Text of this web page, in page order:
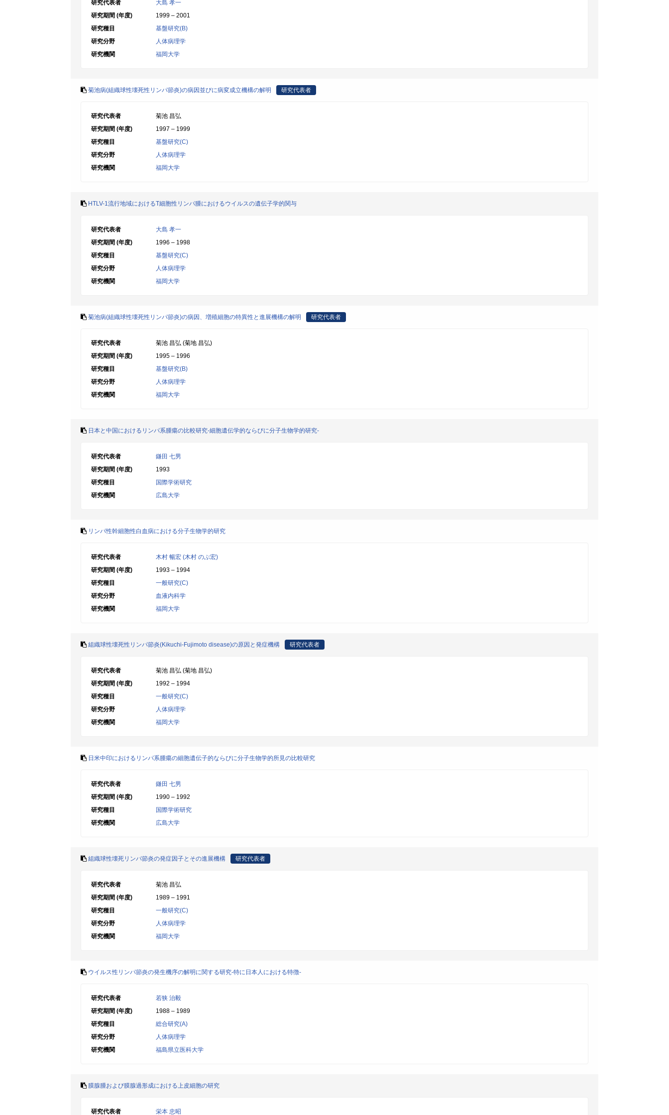
研究代表者
大島 孝一
研究期間 (年度)
1999 – 2001
研究種目
基盤研究(B)
研究分野
人体病理学
研究機関
福岡大学
菊池病(組織球性壊死性リンパ節炎)の病因並びに病変成立機構の解明 研究代表者
研究代表者
菊池 昌弘
研究期間 (年度)
1997 – 1999
研究種目
基盤研究(C)
研究分野
人体病理学
研究機関
福岡大学
HTLV-1流行地域におけるT細胞性リンパ腫におけるウイルスの遺伝子学的関与
研究代表者
大島 孝一
研究期間 (年度)
1996 – 1998
研究種目
基盤研究(C)
研究分野
人体病理学
研究機関
福岡大学
菊池病(組織球性壊死性リンパ節炎)の病因、増殖細胞の特異性と進展機構の解明 研究代表者
研究代表者
菊池 昌弘 (菊地 昌弘)
研究期間 (年度)
1995 – 1996
研究種目
基盤研究(B)
研究分野
人体病理学
研究機関
福岡大学
日本と中国におけるリンパ系腫瘍の比較研究-細胞遺伝学的ならびに分子生物学的研究-
研究代表者
鎌田 七男
研究期間 (年度)
1993
研究種目
国際学術研究
研究機関
広島大学
リンパ性幹細胞性白血病における分子生物学的研究
研究代表者
木村 暢宏 (木村 のぶ宏)
研究期間 (年度)
1993 – 1994
研究種目
一般研究(C)
研究分野
血液内科学
研究機関
福岡大学
組織球性壊死性リンパ節炎(Kikuchi-Fujimoto disease)の原因と発症機構 研究代表者
研究代表者
菊池 昌弘 (菊地 昌弘)
研究期間 (年度)
1992 – 1994
研究種目
一般研究(C)
研究分野
人体病理学
研究機関
福岡大学
日米中印におけるリンパ系腫瘍の細胞遺伝子的ならびに分子生物学的所見の比較研究
研究代表者
鎌田 七男
研究期間 (年度)
1990 – 1992
研究種目
国際学術研究
研究機関
広島大学
組織球性壊死リンパ節炎の発症因子とその進展機構 研究代表者
研究代表者
菊池 昌弘
研究期間 (年度)
1989 – 1991
研究種目
一般研究(C)
研究分野
人体病理学
研究機関
福岡大学
ウイルス性リンパ節炎の発生機序の解明に関する研究-特に日本人における特徴-
研究代表者
若狭 治毅
研究期間 (年度)
1988 – 1989
研究種目
総合研究(A)
研究分野
人体病理学
研究機関
福島県立医科大学
膜腺腫および膜腺過形成における上皮細胞の研究
研究代表者 栄本 忠昭